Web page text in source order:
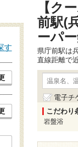
【ク
前駅(
ーパ
県庁前駅は
直線距離で
電子チ
こだわり
岩盤浴
す